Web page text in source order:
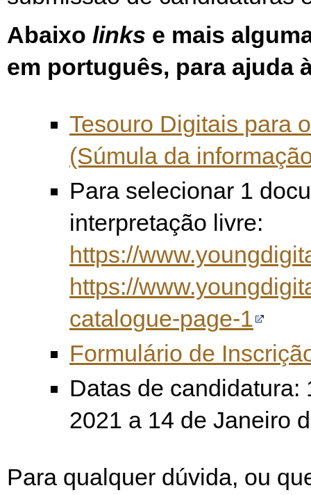
Abaixo links e mais
em português, para ajuda
Tesouro Digitais para
(Súmula da
Para selecionar 1
interpretação livre:
https://
https://
catalogue-page-1
Formulário de
Datas de candidatura:
2021 a 14 de Janeiro
Para qualquer dúvida, ou